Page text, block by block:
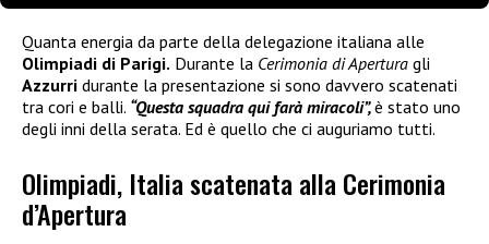
Quanta energia da parte della delegazione italiana alle
Olimpiadi di Parigi. Durante la Cerimonia di Apertura gli
Azzurri durante la presentazione si sono davvero scatenati
tra cori e balli. “Questa squadra qui farà miracoli”,è stato uno
degli inni della serata. Ed è quello che ci auguriamo tutti.
Olimpiadi, Italia scatenata alla Cerimonia
d’Apertura